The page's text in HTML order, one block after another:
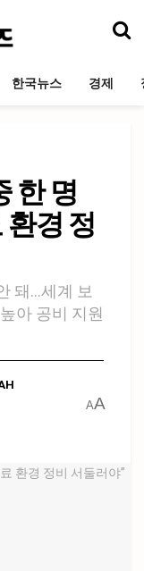
한국뉴스 경제
한 명
경 정
돼…세계 보
아 공비 지원
AA